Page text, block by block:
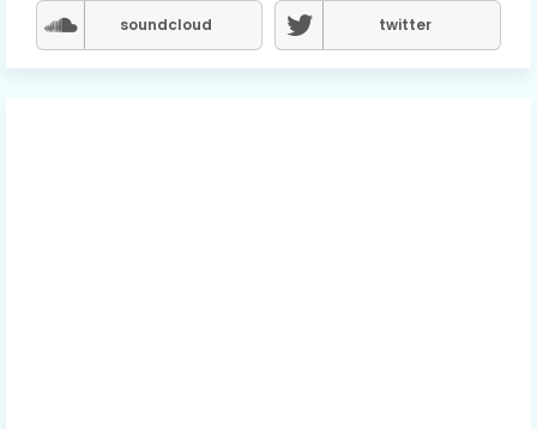
soundcloud twitter